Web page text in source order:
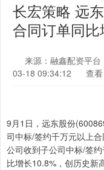
长宏策略 远
合同订单同
来源：融鑫配资平台
03-18 09:34:12
查
9月1日，远东股份
司中标/签约千万元以上
公司收到子公司中标/签
比增长10.8%，创历史新